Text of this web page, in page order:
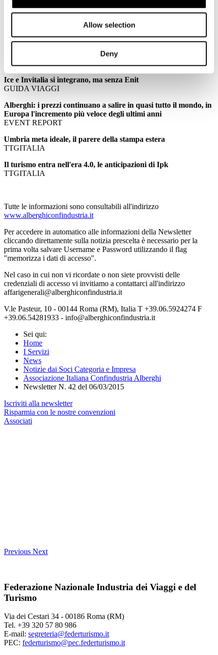
Allow selection
Deny
AboutHotel
Ipk: aumentano le spese di viaggio
GUIDA VIAGGI
World Travel Monitor Ipk, le cifre del turismo mondiale
TTGITALIA
Ice e Invitalia si integrano, ma senza Enit
GUIDA VIAGGI
Alberghi: i prezzi continuano a salire in quasi tutto il mondo, in
Europa l'incremento più veloce degli ultimi anni
EVENT REPORT
Umbria meta ideale, il parere della stampa estera
TTGITALIA
Il turismo entra nell'era 4.0, le anticipazioni di Ipk
TTGITALIA
Tutte le informazioni sono consultabili all'indirizzo
www.alberghiconfindustria.it
Per accedere in automatico alle informazioni della Newsletter
cliccando direttamente sulla notizia prescelta è necessario per la
prima volta salvare Username e Password utilizzando il flag
"memorizza i dati di accesso".
Nel caso in cui non vi ricordate o non siete provvisti delle
credenziali di accesso vi invitiamo a contattarci all'indirizzo
affarigenerali@alberghiconfindustria.it
V.le Pasteur, 10 - 00144 Roma (RM), Italia T +39.06.5924274 F
+39.06.54281933 - info@alberghiconfindustria.it
Sei qui:
Home
I Servizi
News
Notizie dai Soci Categoria e Impresa
Associazione Italiana Confindustria Alberghi
Newsletter N. 42 del 06/03/2015
Iscriviti alla newsletter
Risparmia con le nostre convenzioni
Associati
Previous Next
Federazione Nazionale Industria dei Viaggi e del
Turismo
Via dei Cestari 34 - 00186 Roma (RM)
Tel. +39 320 57 80 986
E-mail: segreteria@federturismo.it
PEC: federturismo@pec.federturismo.it